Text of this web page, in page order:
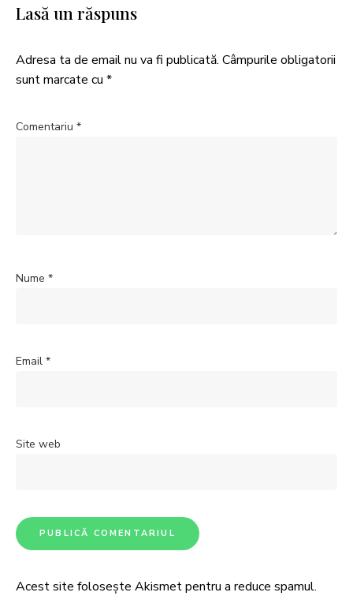
Lasă un răspuns
Adresa ta de email nu va fi publicată. Câmpurile obligatorii
sunt marcate cu *
Comentariu *
Nume *
Email *
Site web
Acest site folosește Akismet pentru a reduce spamul.